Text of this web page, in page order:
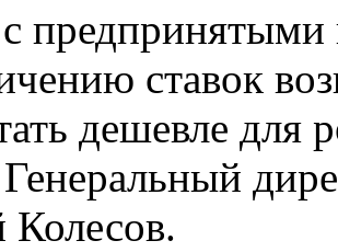
ставок
дешевле для
Генеральный
Колесов.